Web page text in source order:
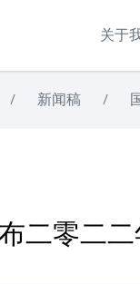
关于
/ 新闻稿 /
二零二